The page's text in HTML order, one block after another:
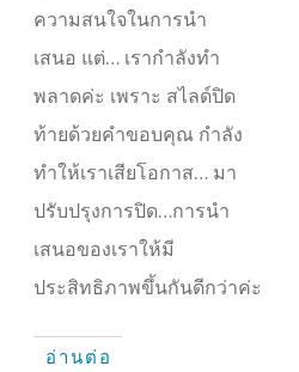
ความสนใจในการนำ
เสนอ แต่… เรากำลังทำ
พลาดค่ะ เพราะ สไลด์ปิด
ท้ายด้วยคำขอบคุณ กำลัง
ทำให้เราเสียโอกาส… มา
ปรับปรุงการปิด…การนำ
เสนอของเราให้มี
ประสิทธิภาพขึ้นกันดีกว่าค่ะ
อ่านต่อ